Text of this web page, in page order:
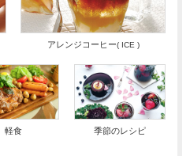
アレンジコーヒー( ICE )
軽食 季節のレシピ